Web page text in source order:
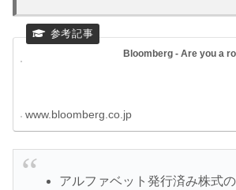
Bloomberg - Are you a
www.bloomberg.co.jp
アルファベット発行済み株式